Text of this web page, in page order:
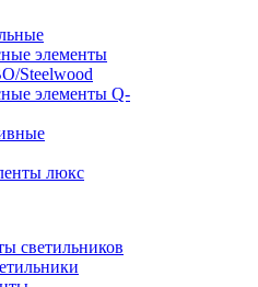
элементы
Steelwood
элементы Q-
светильников